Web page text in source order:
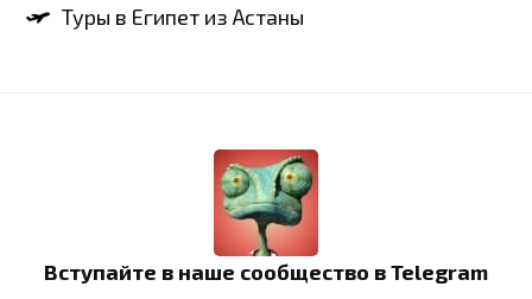
Туры в Египет из Астаны
Вступайте в наше сообщество в Telegram